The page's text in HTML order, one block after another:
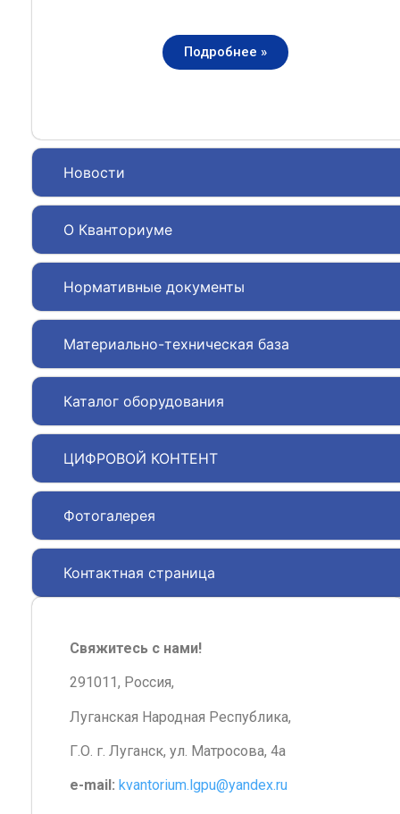
Новости
О Кванториуме
Нормативные документы
Материально-техническая база
Каталог оборудования
ЦИФРОВОЙ КОНТЕНТ
Фотогалерея
Контактная страница
Подробнее »
Свяжитесь с нами!
291011, Россия,
Луганская Народная Республика,
Г.О. г. Луганск, ул. Матросова, 4а
e-mail: kvantorium.lgpu@yandex.ru